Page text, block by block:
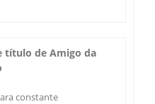
título de Amigo da
constante